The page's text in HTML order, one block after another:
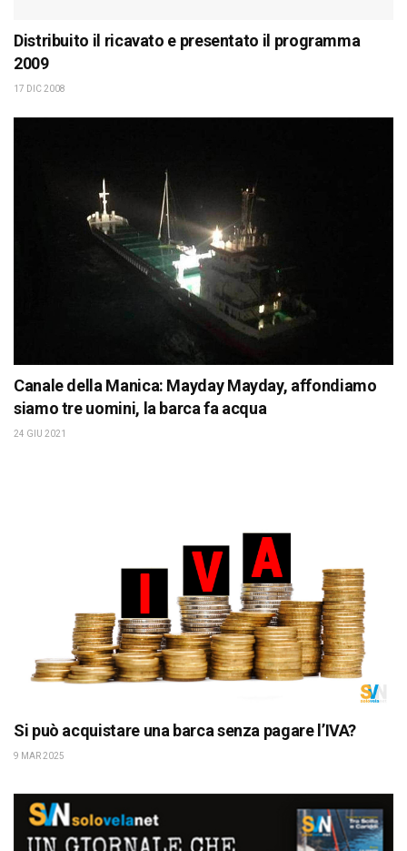
Distribuito il ricavato e presentato il programma
2009
17 DIC 2008
Canale della Manica: Mayday Mayday, affondiamo
siamo tre uomini, la barca fa acqua
24 GIU 2021
Si può acquistare una barca senza pagare l’IVA?
9 MAR 2025